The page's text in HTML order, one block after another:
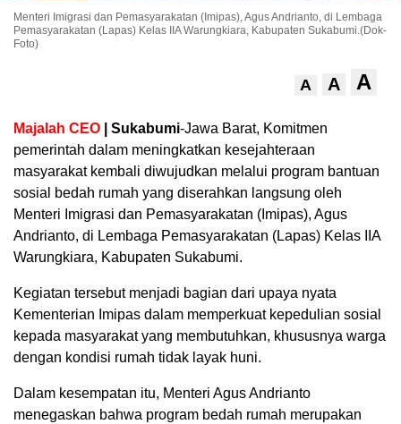
Menteri Imigrasi dan Pemasyarakatan (Imipas), Agus Andrianto, di Lembaga
Pemasyarakatan (Lapas) Kelas IIA Warungkiara, Kabupaten Sukabumi.(Dok-
Foto)
A A A
Majalah CEO | Sukabumi-Jawa Barat, Komitmen
pemerintah dalam meningkatkan kesejahteraan
masyarakat kembali diwujudkan melalui program bantuan
sosial bedah rumah yang diserahkan langsung oleh
Menteri Imigrasi dan Pemasyarakatan (Imipas), Agus
Andrianto, di Lembaga Pemasyarakatan (Lapas) Kelas IIA
Warungkiara, Kabupaten Sukabumi.
Kegiatan tersebut menjadi bagian dari upaya nyata
Kementerian Imipas dalam memperkuat kepedulian sosial
kepada masyarakat yang membutuhkan, khususnya warga
dengan kondisi rumah tidak layak huni.
Dalam kesempatan itu, Menteri Agus Andrianto
menegaskan bahwa program bedah rumah merupakan